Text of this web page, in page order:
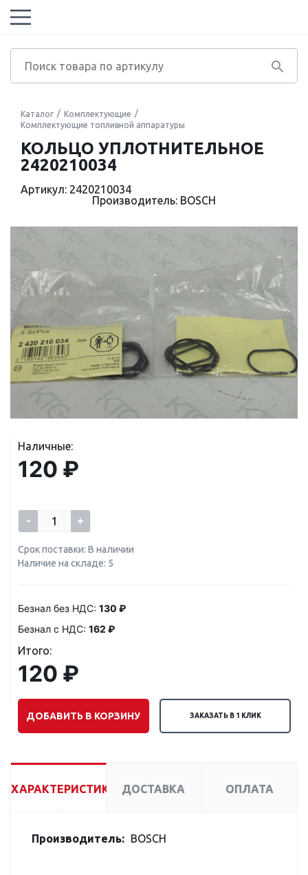
Каталог
Комплектующие
Комплектующие топливной аппаратуры
КОЛЬЦО УПЛОТНИТЕЛЬНОЕ
2420210034
Артикул: 2420210034
Производитель: BOSCH
Наличные:
120 ₽
- +
Срок поставки: В наличии
Наличие на складе: 5
Безнал без НДС: 130 ₽
Безнал с НДС: 162 ₽
Итого:
120 ₽
ДОБАВИТЬ В КОРЗИНУ ЗАКАЗАТЬ В 1 КЛИК
ХАРАКТЕРИСТИКИ ДОСТАВКА ОПЛАТА
Производитель: BOSCH